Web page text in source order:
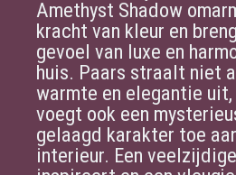
Amethyst Shadow
kracht van kleur en
gevoel van luxe en
huis. Paars straalt niet
warmte en elegantie uit,
voegt ook een
gelaagd karakter toe
interieur. Een